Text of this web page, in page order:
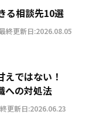
る相談先10選
終更新日:2026.08.05
ではない！
への対処法
更新日:2026.06.23